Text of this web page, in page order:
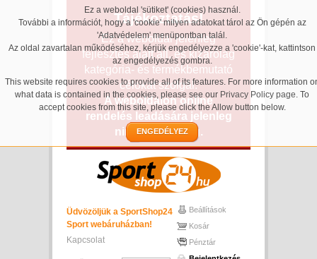
Ez a weboldal 'sütiket' (cookies) használ.
További a információt, hogy a 'cookie' milyen adatokat tárol az Ön gépén az
'Adatvédelem' menüpontban talál.
Az oldal zavartalan működéséhez, kérjük engedélyezze a 'cookie'-kat, kattintson
az engedélyezés gombra.
This website requires cookies to provide all of its features. For more information
what data is contained in the cookies, please see our Privacy Policy page. To
accept cookies from this site, please click the Allow button below.
ENGEDÉLYEZ
Tájékoztatás!
Ez a weboldal jelenleg
fejlesztés alatt áll, és kizárólag
kategória- és termékbemutató
célokat szolgál.
A weboldalon online
rendelés leadására jelenleg
nincs lehetőség.
Üdvözöljük a SportShop24
Sport webáruházban!
Kapcsolat
Beállítások
Kosár
Pénztár